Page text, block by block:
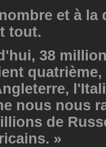
et à la
tout.
38
quatrième,
nous nous
de
»